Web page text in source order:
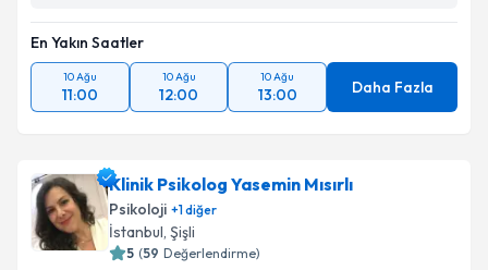
En Yakın Saatler
10 Ağu
11:00
10 Ağu
12:00
10 Ağu
13:00 Daha Fazla
Klinik Psikolog Yasemin Mısırlı
Psikoloji +1diğer
İstanbul, Şişli
5 (59 Değerlendirme)